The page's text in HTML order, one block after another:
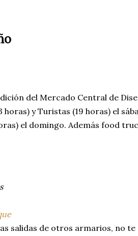
del Mercado Central de
y Turistas (19 horas) el
el domingo. Además food
salidas de otros armarios, no